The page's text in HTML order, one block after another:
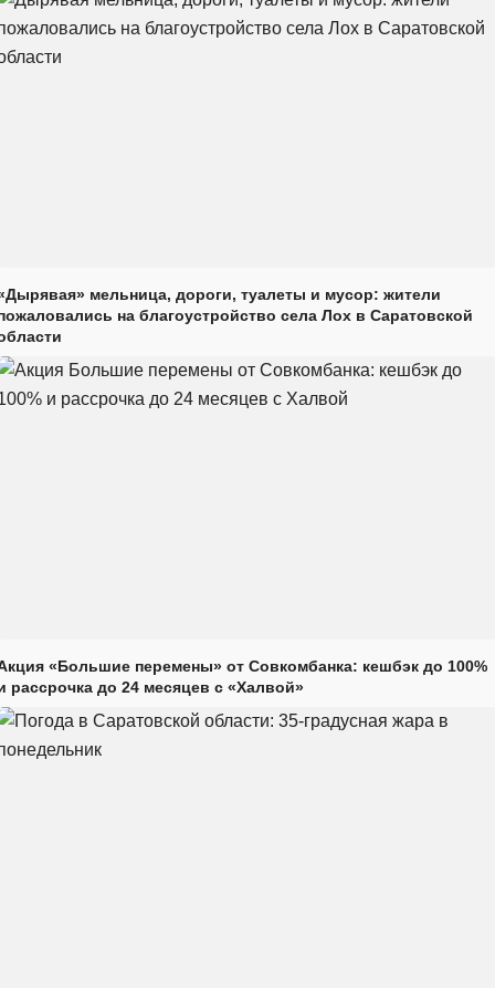
мельница, дороги, туалеты и мусор: жители
на благоустройство села Лох в Саратовской
«Большие перемены» от Совкомбанка: кешбэк до 100%
рассрочка до 24 месяцев с «Халвой»